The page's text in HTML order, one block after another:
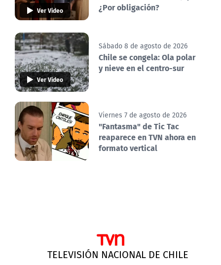
Ver Video
¿Por obligación?
Ver Video
Sábado 8 de agosto de 2026
Chile se congela: Ola polar
y nieve en el centro-sur
Viernes 7 de agosto de 2026
"Fantasma" de Tic Tac
reaparece en TVN ahora en
formato vertical
TELEVISIÓN NACIONAL DE CHILE